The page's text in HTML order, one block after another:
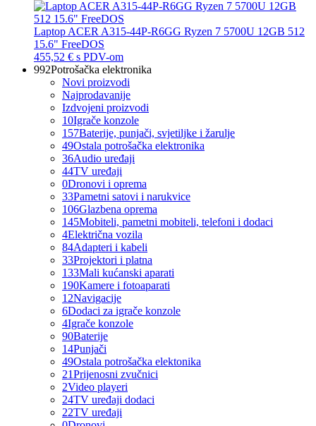
Laptop ACER A315-44P-R6GG Ryzen 7 5700U 12GB 512
15.6" FreeDOS
455,52 € s PDV-om
992Potrošačka elektronika
Novi proizvodi
Najprodavanije
Izdvojeni proizvodi
10Igrače konzole
157Baterije, punjači, svjetiljke i žarulje
49Ostala potrošačka elektronika
36Audio uređaji
44TV uređaji
0Dronovi i oprema
33Pametni satovi i narukvice
106Glazbena oprema
145Mobiteli, pametni mobiteli, telefoni i dodaci
4Električna vozila
84Adapteri i kabeli
33Projektori i platna
133Mali kućanski aparati
190Kamere i fotoaparati
12Navigacije
6Dodaci za igrače konzole
4Igrače konzole
90Baterije
14Punjači
49Ostala potrošačka elektonika
21Prijenosni zvučnici
2Video playeri
24TV uređaji dodaci
22TV uređaji